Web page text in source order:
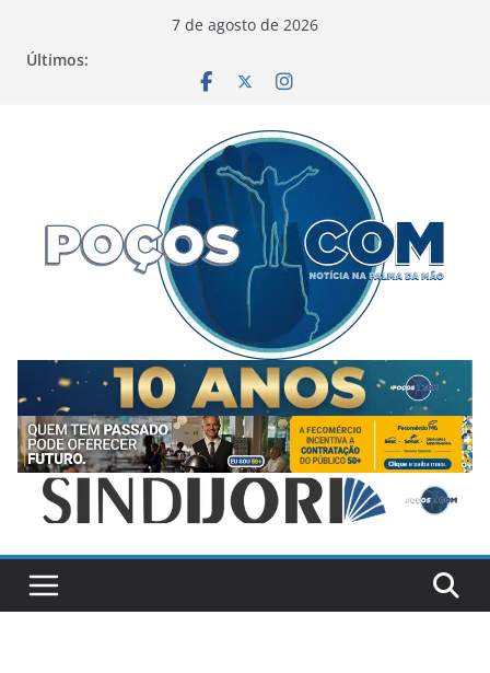
7 de agosto de 2026
Últimos: